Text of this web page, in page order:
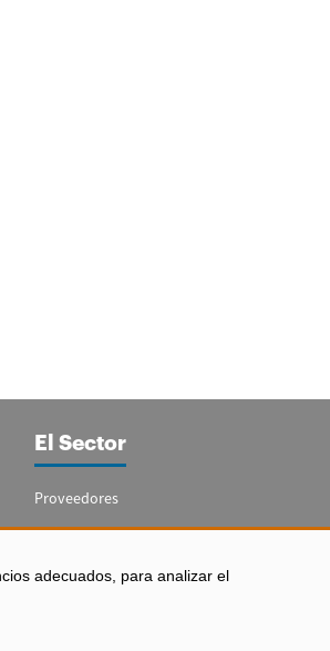
adecuados, para analizar el
El Sector
Proveedores
Guía del Sector
Legislación